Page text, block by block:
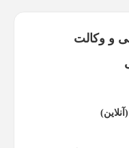
و وکالت